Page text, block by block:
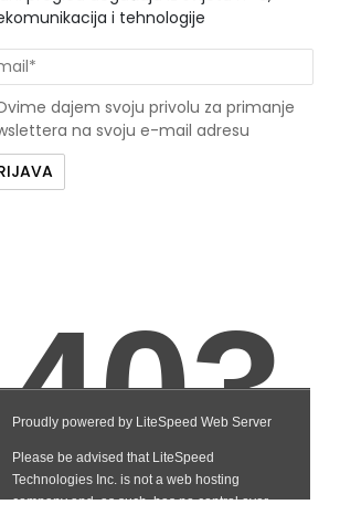
i tehnologije
dajem svoju privolu za primanje
na svoju e-mail adresu